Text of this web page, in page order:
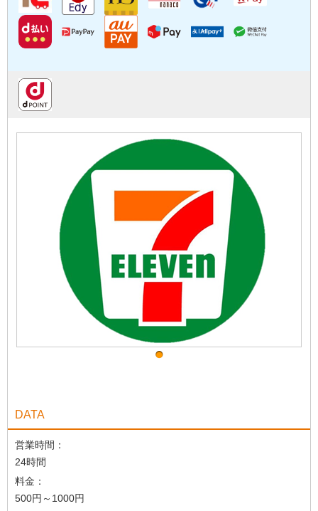
DATA
営業時間：
24時間
料金：
500円～1000円